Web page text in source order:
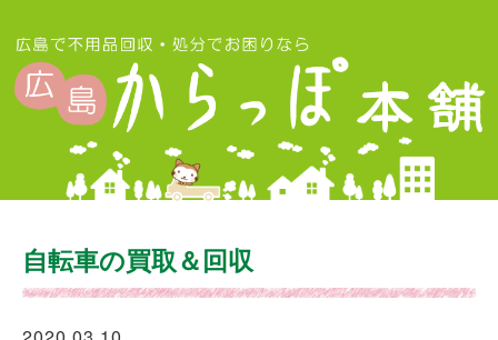
自転車の買取＆回収